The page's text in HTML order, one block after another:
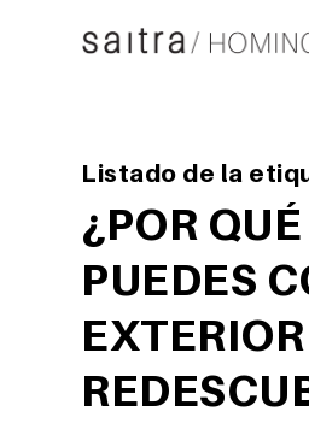
Listado de la
¿POR
PUEDES